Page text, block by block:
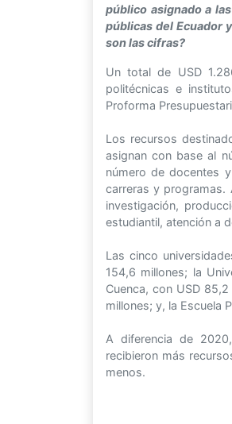
público asignado a
públicas del Ecuador
son las cifras?
Un total de USD
politécnicas e
Proforma
Los recursos
asignan con base al
número de docentes
carreras y
investigación,
estudiantil, atención a
Las cinco
154,6 millones; la
Cuenca, con USD
millones; y, la Escuela
A diferencia de
recibieron más
menos.